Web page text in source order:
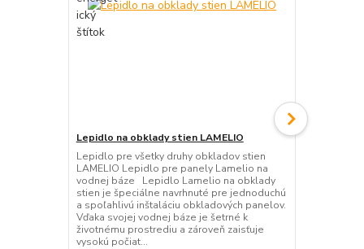
Lepidlo na obklady stien LAMELIO
Lepidlo pre všetky druhy obkladov stien
LAMELIO Lepidlo pre panely Lamelio na
vodnej báze Lepidlo Lamelio na obklady
stien je špeciálne navrhnuté pre jednoduchú
a spoľahlivú inštaláciu obkladových panelov.
Vďaka svojej vodnej báze je šetrné k
životnému prostrediu a zároveň zaisťuje
vysokú počiat...